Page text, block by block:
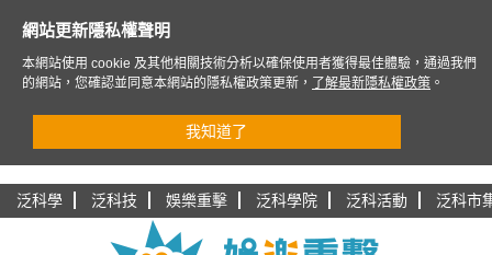
泛科學 泛科技 娛樂重擊 泛科學院 泛科活動 泛科市
網站更新隱私權聲明
本網站使用 cookie 及其他相關技術分析以確保使用者獲得最佳體驗，通過我們
的網站，您確認並同意本網站的隱私權政策更新，
了解最新隱私權政策 。
我知道了